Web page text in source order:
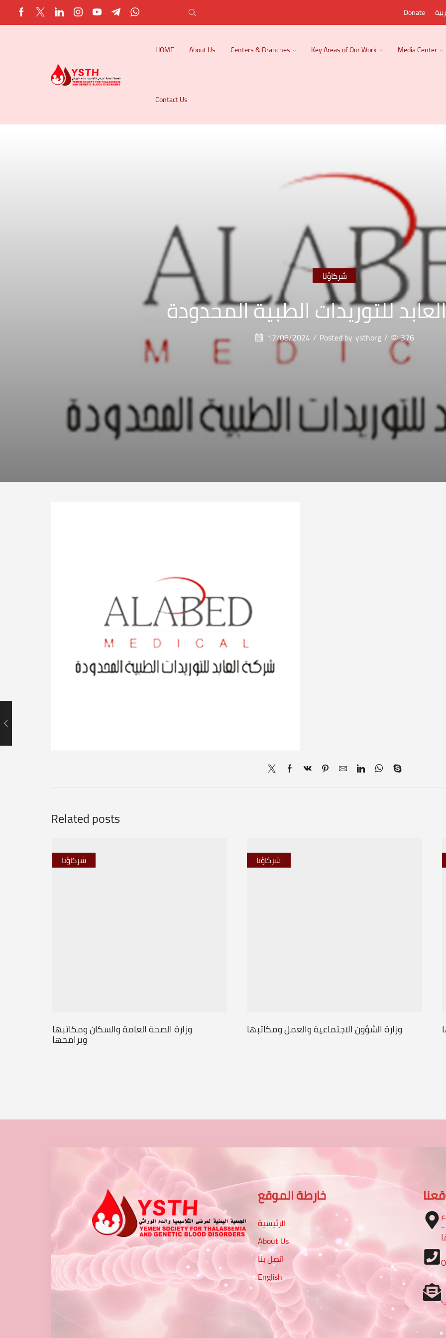
Donate
HOME About Us Centers & Branches Key Areas of Our Work Media Center
Contact Us
شركاؤنا
للتوريدات الطبية المحدودة
17/08/2024 / Posted by ysthorg / 376
Related posts
شركاؤنا
وزارة الصحة العامة والسكان ومكاتبها
وبرامجها
شركاؤنا
وزارة الشؤون الاجتماعية والعمل ومكاتبها
خارطة الموقع
الرئيسية
About Us
اتصل بنا
English
– تقاطع شارع الرباط مع شارع 16 -